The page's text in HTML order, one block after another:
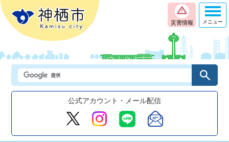
災害情報
公式アカウント・メール配信
メニュー